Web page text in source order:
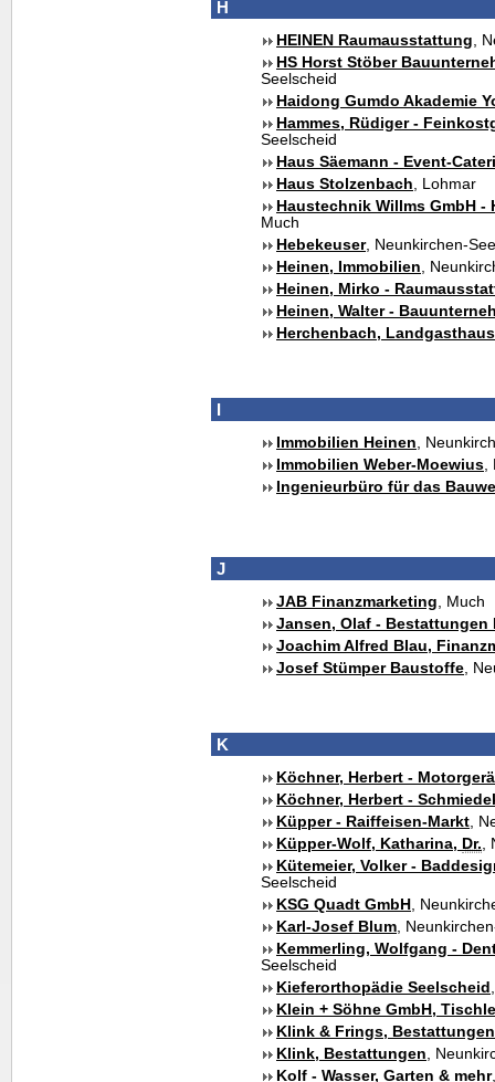
H
HEINEN Raumausstattung,
HS Horst Stöber
Seelscheid
Haidong Gumdo Akademie
Hammes, Rüdiger -
Seelscheid
Haus Säemann - Event-
Haus Stolzenbach, Lohmar
Haustechnik Willms GmbH -
Much
Hebekeuser, Neunkirchen-
Heinen, Immobilien,
Heinen, Mirko -
Heinen, Walter -
Herchenbach, Landgasthaus
I
Immobilien Heinen,
Immobilien Weber-Moewius,
Ingenieurbüro für das
J
JAB Finanzmarketing, Much
Jansen, Olaf - Bestattungen
Joachim Alfred Blau,
Josef Stümper Baustoffe,
K
Köchner, Herbert -
Köchner, Herbert -
Küpper - Raiffeisen-Markt,
Küpper-Wolf, Katharina, Dr.,
Kütemeier, Volker -
Seelscheid
KSG Quadt GmbH ,
Karl-Josef Blum,
Kemmerling, Wolfgang -
Seelscheid
Kieferorthopädie Seelscheid
Klein + Söhne GmbH,
Klink & Frings, Bestattungen
Klink, Bestattungen,
Kolf - Wasser, Garten & mehr